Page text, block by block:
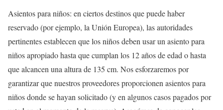
Asientos para niños: en ciertos destinos que puede haber
reservado (por ejemplo, la Unión Europea), las autoridades
pertinentes establecen que los niños deben usar un asiento para
niños apropiado hasta que cumplan los 12 años de edad o hasta
que alcancen una altura de 135 cm. Nos esforzaremos por
garantizar que nuestros proveedores proporcionen asientos para
niños donde se hayan solicitado (y en algunos casos pagados por